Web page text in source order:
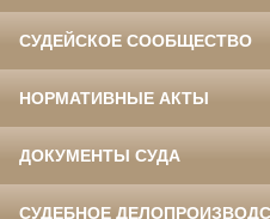
СУДЕЙСКОЕ СООБЩЕСТВО
НОРМАТИВНЫЕ АКТЫ
ДОКУМЕНТЫ СУДА
СУДЕБНОЕ